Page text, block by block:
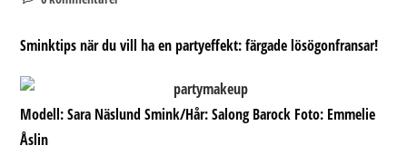
inlägget:
Sminktips när du vill ha en partyeffekt: färgade lösögonfransar!
Modell:Sara Näslund Smink/Hår:Salong Barock Foto: Emmelie
Åslin